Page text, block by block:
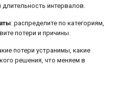
интервалов.
: распределите по категориям,
потери и причины.
потери устранимы, какие
решения, что меняем в